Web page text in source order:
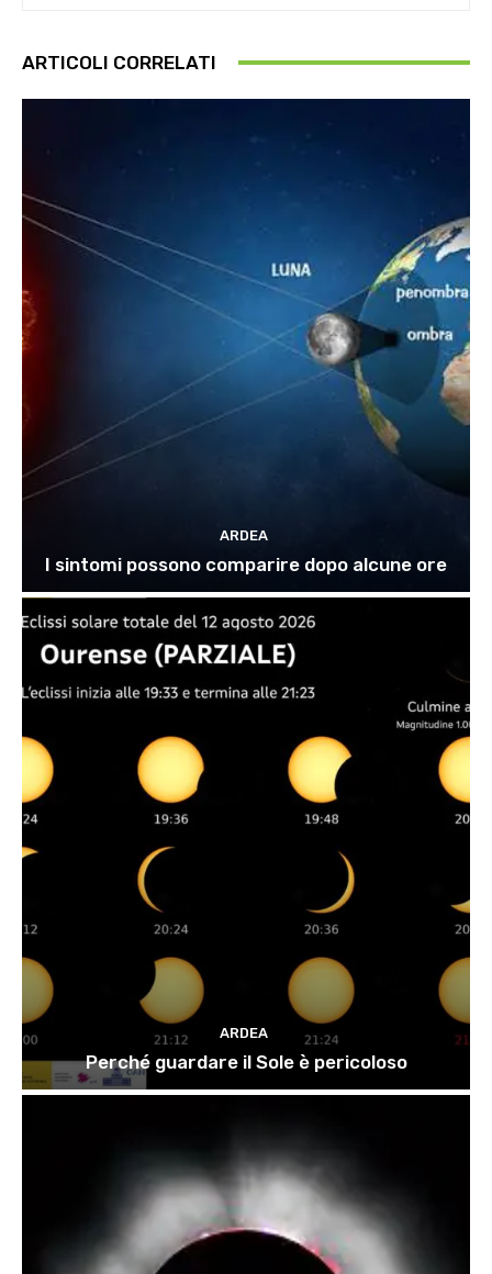
ARTICOLI CORRELATI
ARDEA
I sintomi possono comparire dopo alcune ore
ARDEA
Perché guardare il Sole è pericoloso